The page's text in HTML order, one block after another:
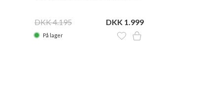
DKK 4.195 DKK 1.999
På lager